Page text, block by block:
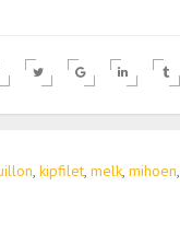
, kipfilet, melk, mihoen,